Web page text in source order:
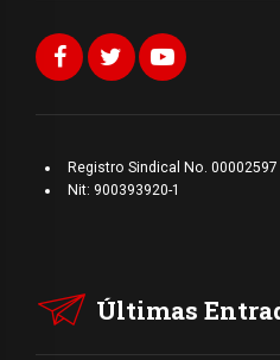
Registro Sindical No.
Nit: 900393920-1
Últimas